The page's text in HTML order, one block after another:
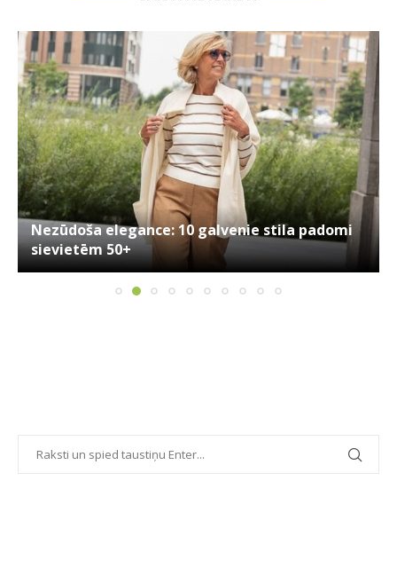
Nezūdoša elegance: 10 galvenie stila padomi
sievietēm 50+